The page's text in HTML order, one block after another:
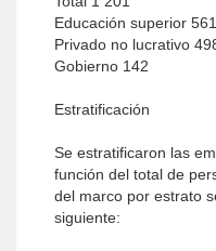
Educación superior 561
Privado no lucrativo
Gobierno 142
Estratificación
Se estratificaron las
función del total de
del marco por estrato
siguiente: